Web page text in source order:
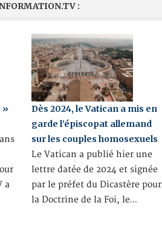
:
»
a
Dès 2024, le Vatican a mis en
garde l’épiscopat allemand
sur les couples homosexuels
Le Vatican a publié hier une
lettre datée de 2024 et signée
par le préfet du Dicastère pour
la Doctrine de la Foi, le…